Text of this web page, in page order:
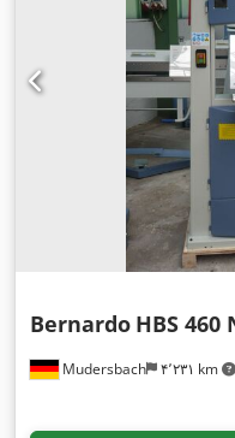
Mudersbach ۴٬۲۳۱ km
Bernardo HBS 460